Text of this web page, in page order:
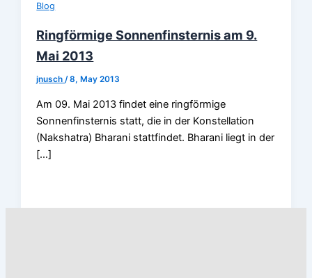
Blog
Ringförmige Sonnenfinsternis am 9.
Mai 2013
jnusch/8, May 2013
Am 09. Mai 2013 findet eine ringförmige
Sonnenfinsternis statt, die in der Konstellation
(Nakshatra) Bharani stattfindet. Bharani liegt in der
[…]